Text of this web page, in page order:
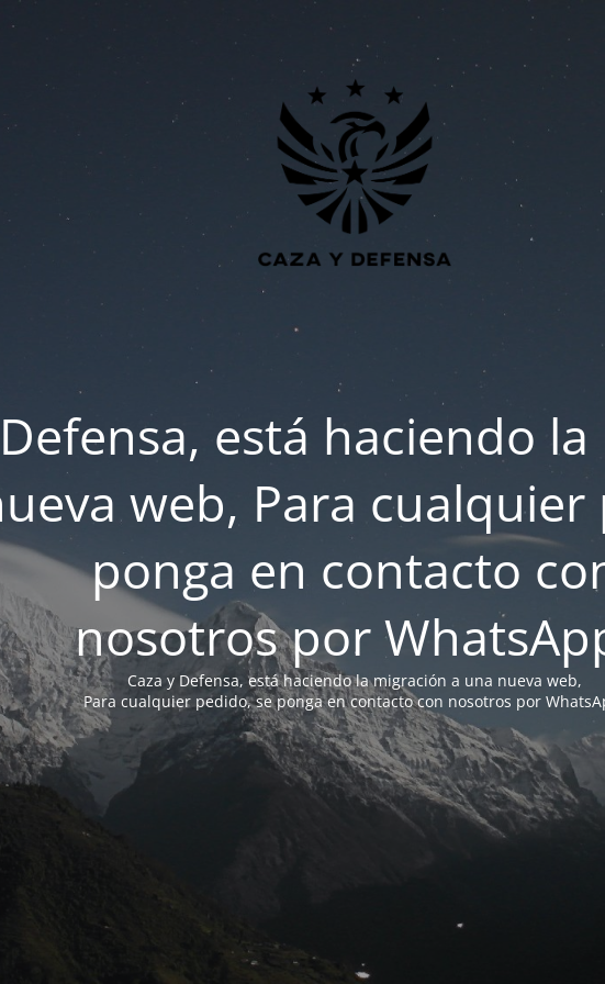
está haciendo
web, Para cualquier
ponga en contacto
nosotros por
Caza y Defensa, está haciendo la migración a una nueva web,
Para cualquier pedido, se ponga en contacto con nosotros por